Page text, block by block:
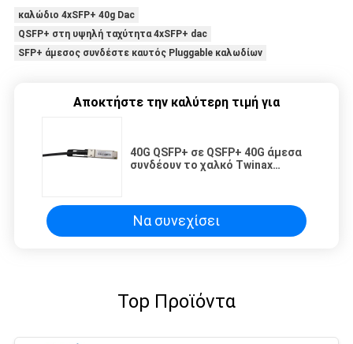
καλώδιο 4xSFP+ 40g Dac
QSFP+ στη υψηλή ταχύτητα 4xSFP+ dac
SFP+ άμεσος συνδέστε καυτός Pluggable καλωδίων
Αποκτήστε την καλύτερη τιμή για
40G QSFP+ σε QSFP+ 40G άμεσα
συνδέουν το χαλκό Twinax
Να συνεχίσει
Top Προϊόντα